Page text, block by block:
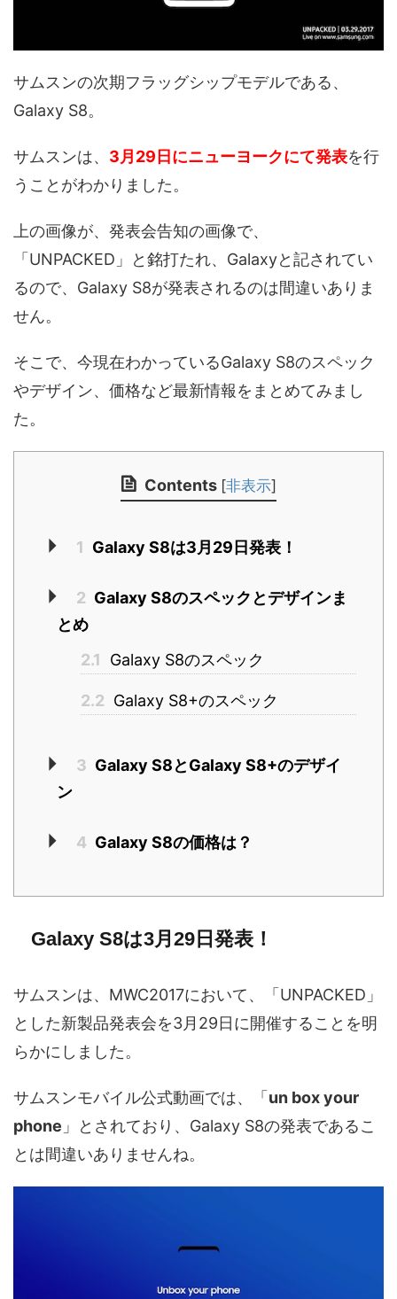
サムスンの次期フラッグシップモデルである、
Galaxy S8。
サムスンは、 3月29日にニューヨークにて発表を行
うことがわかりました。
上の画像が、発表会告知の画像で、
「UNPACKED」と銘打たれ、Galaxyと記されてい
るので、Galaxy S8が発表されるのは間違いありま
せん。
そこで、今現在わかっているGalaxy S8のスペック
やデザイン、価格など最新情報をまとめてみまし
た。
Contents [非表示]
1 Galaxy S8は3月29日発表！
2 Galaxy S8のスペックとデザインま
とめ
2.1
Galaxy S8のスペック
2.2 Galaxy S8+のスペック
3 Galaxy S8とGalaxy S8+のデザイ
ン
4 Galaxy S8の価格は？
Galaxy S8は3月29日発表！
サムスンは、MWC2017において、「UNPACKED」
とした新製品発表会を3月29日に開催することを明
らかにしました。
サムスンモバイル公式動画では、「 un box your
phone 」とされており、Galaxy S8の発表であるこ
とは間違いありませんね。